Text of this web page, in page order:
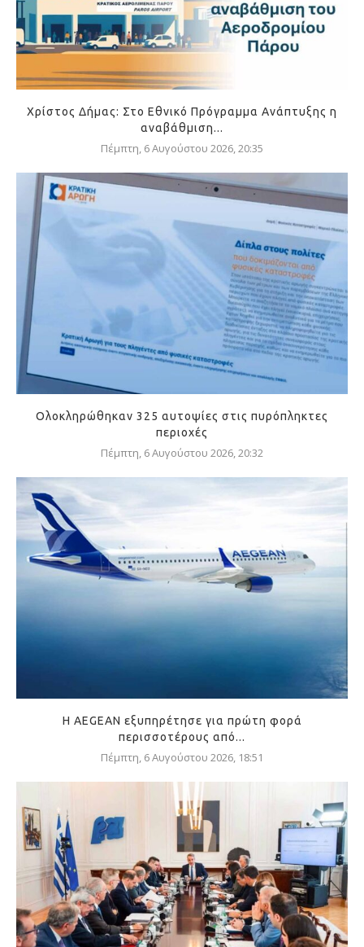
Χρίστος Δήμας: Στο Εθνικό Πρόγραμμα Ανάπτυξης η
αναβάθμιση...
Πέμπτη, 6 Αυγούστου 2026, 20:35
Ολοκληρώθηκαν 325 αυτοψίες στις πυρόπληκτες
περιοχές
Πέμπτη, 6 Αυγούστου 2026, 20:32
Η AEGEAN εξυπηρέτησε για πρώτη φορά
περισσοτέρους από...
Πέμπτη, 6 Αυγούστου 2026, 18:51